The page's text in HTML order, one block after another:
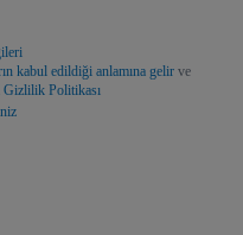
kabul edildiği anlamına gelir ve
Politikası